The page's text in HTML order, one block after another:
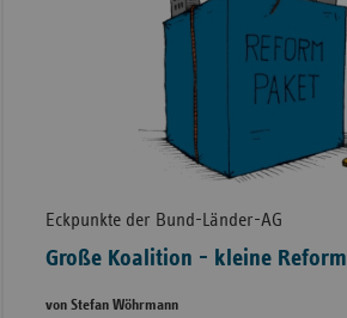
Eckpunkte der Bund-Länder-AG
Große Koalition - kleine Reform
von Stefan Wöhrmann